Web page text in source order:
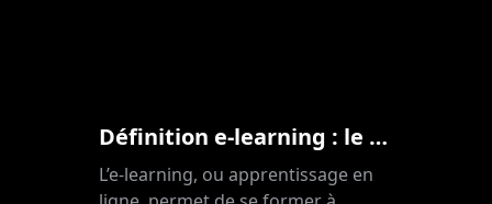
Définition e-learning : le B.A.-BA
L’e-learning, ou apprentissage en